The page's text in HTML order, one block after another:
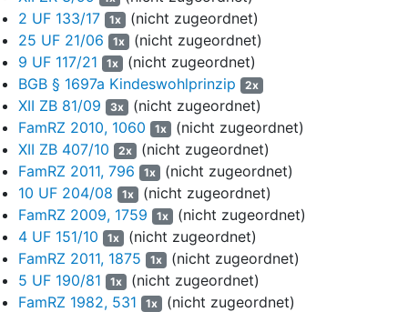
geringer räumlicher Distanz in einer eigenen Wohnung. Die
Kinder wurden und werden im Alltag von der Mutter betreut und
versorgt. Umgänge zum Vater finden je nach Kind in
unterschiedlichem Umfang statt.
Ein Scheidungsverfahren ist beim Amtsgericht - Familiengericht
– Stadt3 unter dem Aktenzeichen … anhängig.
Der Vater erlitt im Juli 2022 einen Fahrradunfall und ist seitdem
querschnittsgelähmt. Er bezieht eine Berufsunfähigkeitsrente
und arbeitet etwa 15 Stunden/Woche als angestellter Hausarzt.
Vor seinem Unfall war er vollschichtig als Arzt erwerbstätig. Die
Mutter besitzt die australische Staatsbürgerschaft und hat vor
der Eheschließung dort gelebt. Die Eltern haben sich seinerzeit
in Australien kennengelernt.
2 UF 133/17
1x (nicht zugeordnet)
25 UF 21/06
1x (nicht zugeordnet)
9 UF 117/21
1x (nicht zugeordnet)
BGB § 1697a Kindeswohlprinzip
2x
XII ZB 81/09 3x (nicht zugeordnet)
FamRZ 2010, 1060
1x (nicht zugeordnet)
XII ZB 407/10
2x (nicht zugeordnet)
FamRZ 2011, 796
1x (nicht zugeordnet)
10 UF 204/08
1x (nicht zugeordnet)
FamRZ 2009, 1759
1x (nicht zugeordnet)
4 UF 151/10
1x (nicht zugeordnet)
FamRZ 2011, 1875
1x (nicht zugeordnet)
5 UF 190/81
1x (nicht zugeordnet)
FamRZ 1982, 531
1x (nicht zugeordnet)